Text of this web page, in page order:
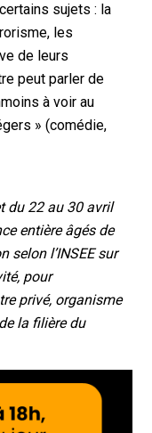
sujets : la
les
de leurs
peut parler de
à voir au
» (comédie,
du 22 au 30 avril
entière âgés de
selon l’INSEE sur
pour
privé, organisme
la filière du